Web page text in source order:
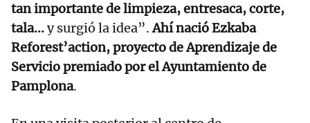
tan importante de limpieza, entresaca, corte,
tala...y surgió la idea”.Ahí nació Ezkaba
Reforest’action, proyecto de Aprendizaje de
Servicio premiado por el Ayuntamiento de
Pamplona.